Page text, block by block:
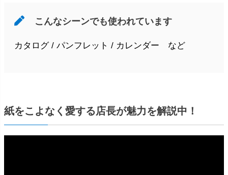
こんなシーンでも使われています
カタログ / パンフレット / カレンダー など
紙をこよなく愛する店長が魅力を解説中！